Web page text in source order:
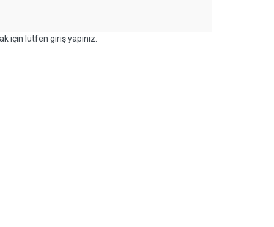
için lütfen giriş yapınız.